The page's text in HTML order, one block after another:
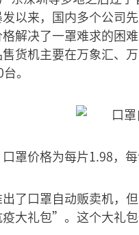
以来，国内多个公司
解决了一罩难求的困
货机主要在万象汇、
。
罩价格为每片1.98，每
了口罩自动贩卖机，
大礼包”。这个大礼包